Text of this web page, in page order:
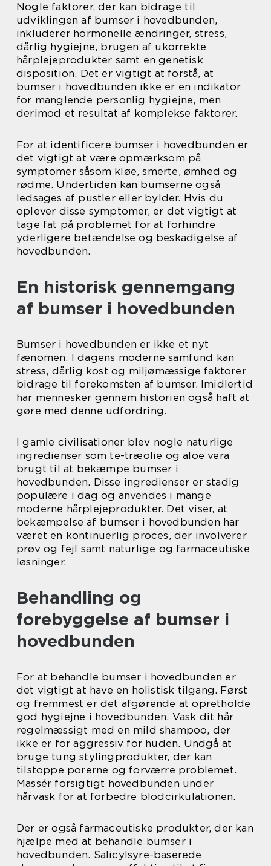
Nogle faktorer, der kan bidrage til
udviklingen af bumser i hovedbunden,
inkluderer hormonelle ændringer, stress,
dårlig hygiejne, brugen af ukorrekte
hårplejeprodukter samt en genetisk
disposition. Det er vigtigt at forstå, at
bumser i hovedbunden ikke er en indikator
for manglende personlig hygiejne, men
derimod et resultat af komplekse faktorer.
For at identificere bumser i hovedbunden er
det vigtigt at være opmærksom på
symptomer såsom kløe, smerte, ømhed og
rødme. Undertiden kan bumserne også
ledsages af pustler eller bylder. Hvis du
oplever disse symptomer, er det vigtigt at
tage fat på problemet for at forhindre
yderligere betændelse og beskadigelse af
hovedbunden.
En historisk gennemgang
af bumser i hovedbunden
Bumser i hovedbunden er ikke et nyt
fænomen. I dagens moderne samfund kan
stress, dårlig kost og miljømæssige faktorer
bidrage til forekomsten af bumser. Imidlertid
har mennesker gennem historien også haft at
gøre med denne udfordring.
I gamle civilisationer blev nogle naturlige
ingredienser som te-træolie og aloe vera
brugt til at bekæmpe bumser i
hovedbunden. Disse ingredienser er stadig
populære i dag og anvendes i mange
moderne hårplejeprodukter. Det viser, at
bekæmpelse af bumser i hovedbunden har
været en kontinuerlig proces, der involverer
prøv og fejl samt naturlige og farmaceutiske
løsninger.
Behandling og
forebyggelse af bumser i
hovedbunden
For at behandle bumser i hovedbunden er
det vigtigt at have en holistisk tilgang. Først
og fremmest er det afgørende at opretholde
god hygiejne i hovedbunden. Vask dit hår
regelmæssigt med en mild shampoo, der
ikke er for aggressiv for huden. Undgå at
bruge tung stylingprodukter, der kan
tilstoppe porerne og forværre problemet.
Massér forsigtigt hovedbunden under
hårvask for at forbedre blodcirkulationen.
Der er også farmaceutiske produkter, der kan
hjælpe med at behandle bumser i
hovedbunden. Salicylsyre-baserede